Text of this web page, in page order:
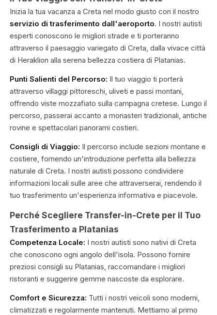
Inizia la tua vacanza a Creta nel modo giusto con il nostro
servizio di trasferimento dall'aeroporto. I nostri autisti
esperti conoscono le migliori strade e ti porteranno
attraverso il paesaggio variegato di Creta, dalla vivace città
di Heraklion alla serena bellezza costiera di Platanias.
Punti Salienti del Percorso: Il tuo viaggio ti porterà
attraverso villaggi pittoreschi, uliveti e passi montani,
offrendo viste mozzafiato sulla campagna cretese. Lungo il
percorso, passerai accanto a monasteri tradizionali, antiche
rovine e spettacolari panorami costieri.
Consigli di Viaggio: Il percorso include sezioni montane e
costiere, fornendo un'introduzione perfetta alla bellezza
naturale di Creta. I nostri autisti possono condividere
informazioni locali sulle aree che attraverserai, rendendo il
tuo trasferimento un'esperienza informativa e piacevole.
Perché Scegliere Transfer-in-Crete per il Tuo
Trasferimento a Platanias
Competenza Locale: I nostri autisti sono nativi di Creta
che conoscono ogni angolo dell'isola. Possono fornire
preziosi consigli su Platanias, raccomandare i migliori
ristoranti e suggerire gemme nascoste da esplorare.
Comfort e Sicurezza: Tutti i nostri veicoli sono moderni,
climatizzati e regolarmente mantenuti. Mettiamo al primo